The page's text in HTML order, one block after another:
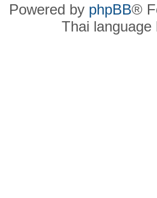
Powered by phpBB®
Thai